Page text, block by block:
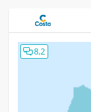
8,2